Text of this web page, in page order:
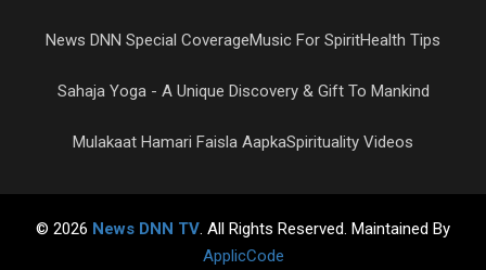
News DNN Special CoverageMusic For SpiritHealth Tips
Sahaja Yoga - A Unique Discovery & Gift To Mankind
Mulakaat Hamari Faisla AapkaSpirituality Videos
© 2026 News DNN TV. All Rights Reserved. Maintained By
ApplicCode